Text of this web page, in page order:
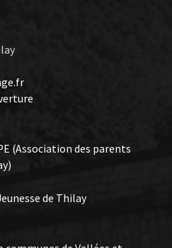
(Association des parents
de Thilay